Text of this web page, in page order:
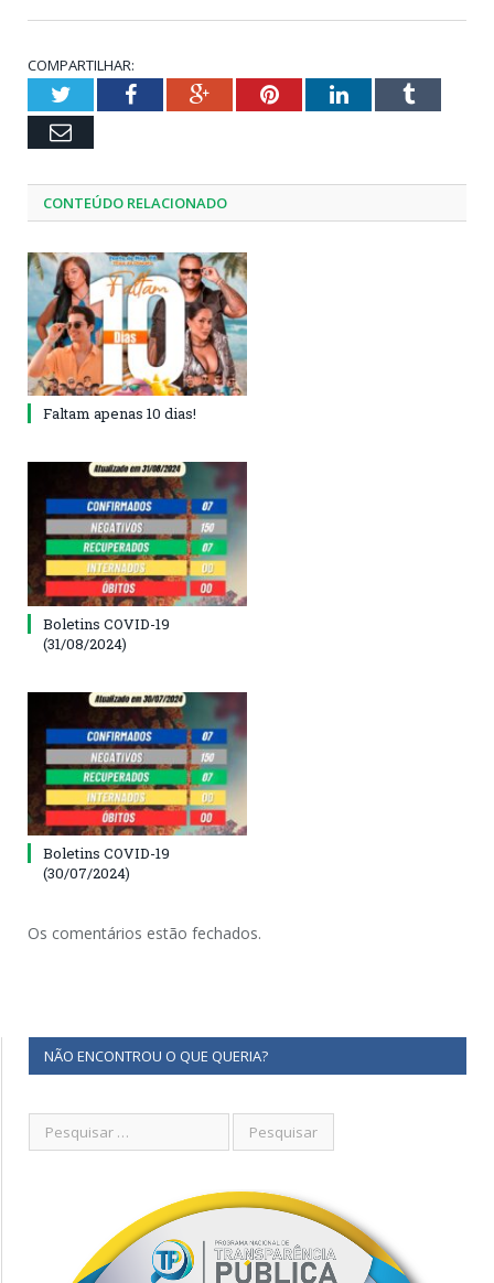
COMPARTILHAR:
TwitterFacebookGoogle+PinterestLinkedInTumblr
Email
CONTEÚDO RELACIONADO
Faltam apenas 10 dias!
Boletins COVID-19
(31/08/2024)
Boletins COVID-19
(30/07/2024)
Os comentários estão fechados.
NÃO ENCONTROU O QUE QUERIA?